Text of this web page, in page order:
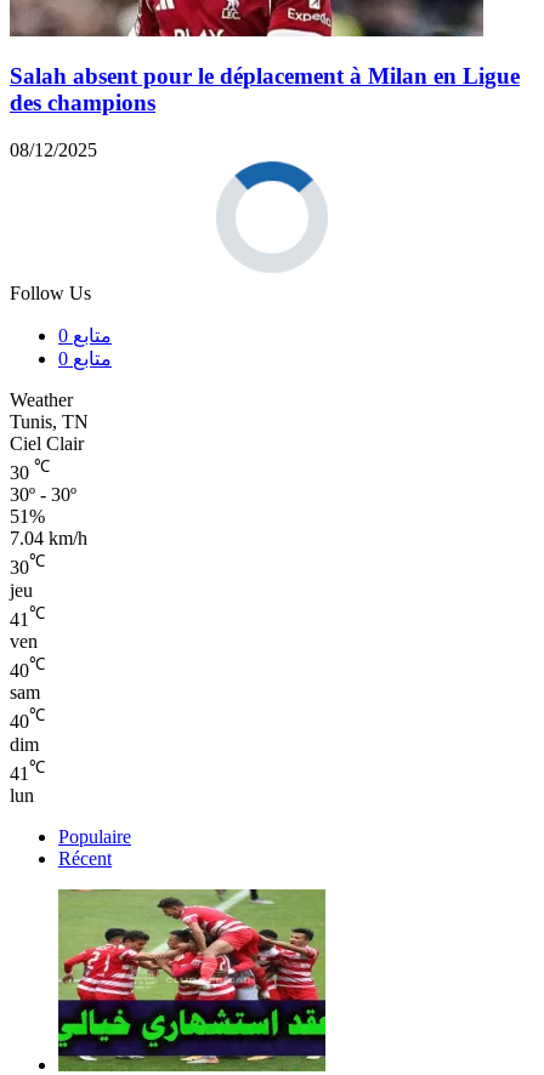
Salah absent pour le déplacement à Milan en Ligue
des champions
08/12/2025
Follow Us
0 متابع
0 متابع
Weather
Tunis, TN
Ciel Clair
30 ℃
30º - 30º
51%
7.04 km/h
30℃
jeu
41 ℃
ven
40℃
sam
40℃
dim
41 ℃
lun
Populaire
Récent